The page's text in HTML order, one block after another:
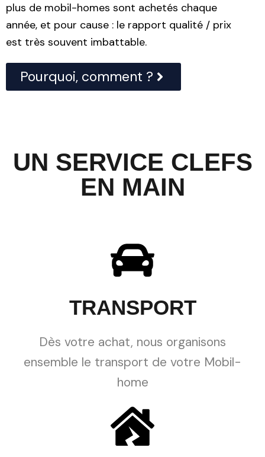
plus de mobil-homes sont achetés chaque
année, et pour cause : le rapport qualité / prix
est très souvent imbattable.
Pourquoi, comment ?
UN SERVICE CLEFS
EN MAIN
TRANSPORT
Dès votre achat, nous organisons
ensemble le transport de votre Mobil-
home